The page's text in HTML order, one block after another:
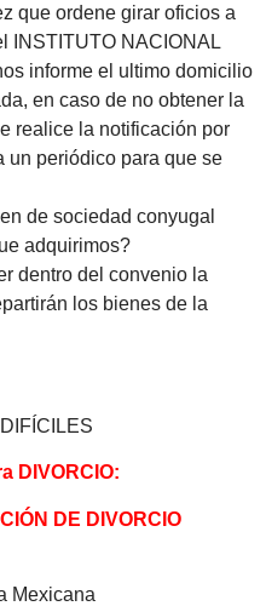
que ordene girar oficios a
INSTITUTO NACIONAL
informe el ultimo domicilio
en caso de no obtener la
realice la notificación por
un periódico para que se
de sociedad conyugal
adquirimos?
dentro del convenio la
los bienes de la
DIVORCIO:
DE DIVORCIO
Mexicana